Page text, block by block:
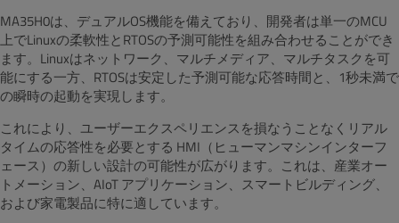
MA35H0は、デュアルOS機能を備えており、開発者は単一のMCU
上でLinuxの柔軟性とRTOSの予測可能性を組み合わせることができ
ます。Linuxはネットワーク、マルチメディア、マルチタスクを可
能にする一方、RTOSは安定した予測可能な応答時間と、1秒未満で
の瞬時の起動を実現します。
これにより、ユーザーエクスペリエンスを損なうことなくリアル
タイムの応答性を必要とする HMI（ヒューマンマシンインターフ
ェース）の新しい設計の可能性が広がります。これは、産業オー
トメーション、AIoT アプリケーション、スマートビルディング、
および家電製品に特に適しています。